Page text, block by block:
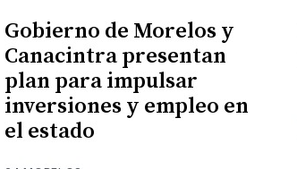
Gobierno de Morelos y
Canacintra presentan
plan para impulsar
inversiones y empleo en
el estado